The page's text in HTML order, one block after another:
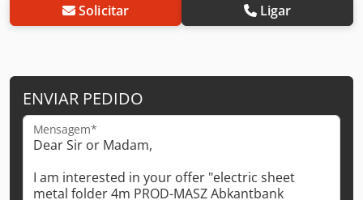
Solicitar Ligar
ENVIAR PEDIDO
Mensagem*